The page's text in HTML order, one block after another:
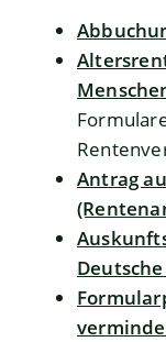
Antrag